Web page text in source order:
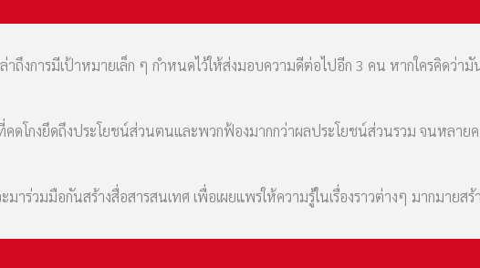
าถึงการมีเป้าหมายเล็ก ๆ กำหนดไว้ให้ส่งมอบความดีต่อไปอีก 3 คน หากใครคิดว่า
ดโกงยึดถึงประโยชน์ส่วนตนและพวกฟ้องมากกว่าผลประโยชน์ส่วนรวม จนหลา
ร่วมมือกันสร้างสื่อสารสนเทศ เพื่อเผยแพร่ให้ความรู้ในเรื่องราวต่างๆ มากมายส